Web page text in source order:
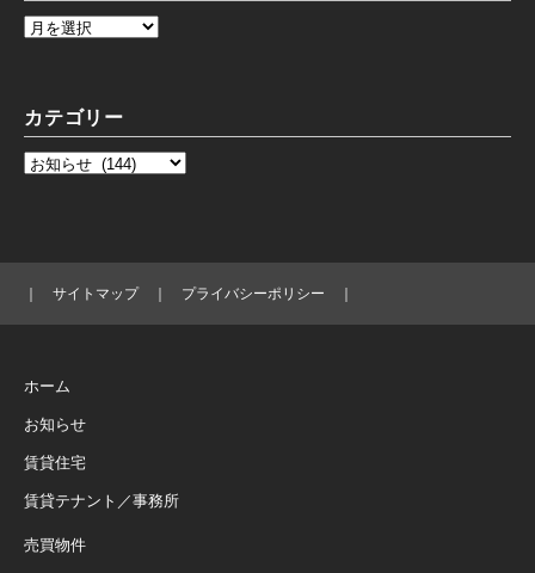
カテゴリー
サイトマップ｜ プライバシーポリシー
ホーム
お知らせ
賃貸住宅
賃貸テナント／事務所
売買物件